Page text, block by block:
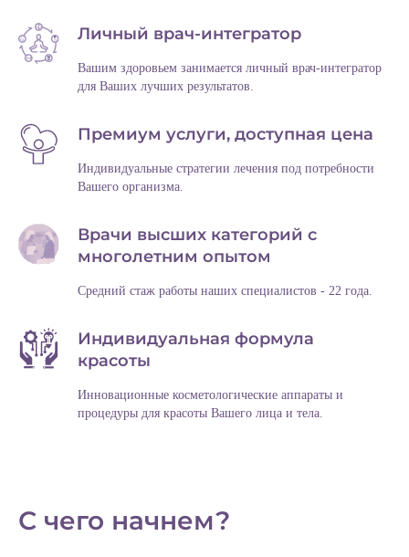
Личный врач-интегратор
Вашим здоровьем занимается личный врач-интегратор
для Ваших лучших результатов.
Премиум услуги, доступная цена
Индивидуальные стратегии лечения под потребности
Вашего организма.
Врачи высших категорий с
многолетним опытом
Средний стаж работы наших специалистов - 22 года.
Индивидуальная формула
красоты
Инновационные косметологические аппараты и
процедуры для красоты Вашего лица и тела.
С чего начнем?